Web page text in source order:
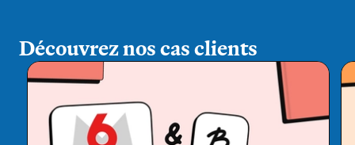
Découvrez nos cas clients